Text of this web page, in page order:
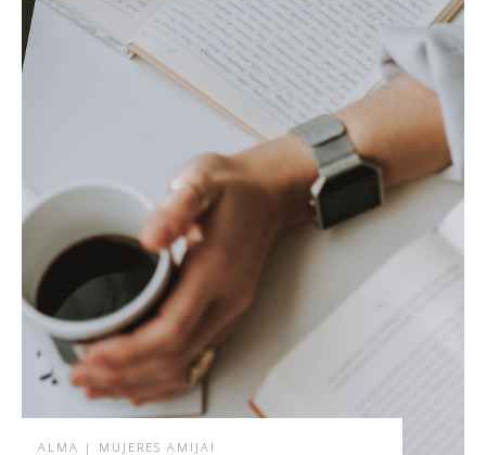
ALMA | MUJERES AMIJAI